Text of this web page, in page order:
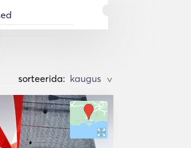
sorteerida: >